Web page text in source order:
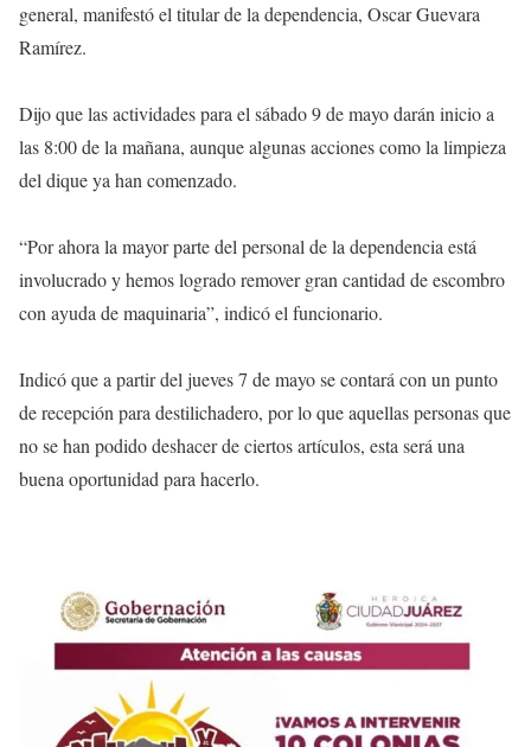
general, manifestó el titular de la dependencia, Oscar Guevara
Ramírez.
Dijo que las actividades para el sábado 9 de mayo darán inicio a
las 8:00 de la mañana, aunque algunas acciones como la limpieza
del dique ya han comenzado.
“Por ahora la mayor parte del personal de la dependencia está
involucrado y hemos logrado remover gran cantidad de escombro
con ayuda de maquinaria”, indicó el funcionario.
Indicó que a partir del jueves 7 de mayo se contará con un punto
de recepción para destilichadero, por lo que aquellas personas que
no se han podido deshacer de ciertos artículos, esta será una
buena oportunidad para hacerlo.